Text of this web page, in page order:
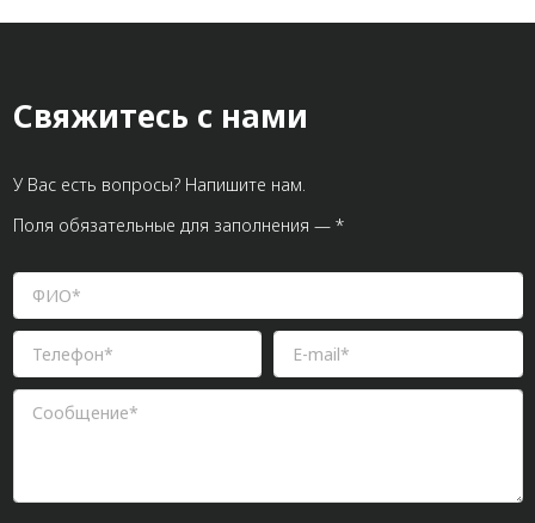
Свяжитесь с нами
У Вас есть вопросы? Напишите нам.
Поля обязательные для заполнения — *